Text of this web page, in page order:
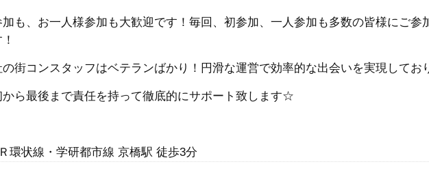
も、お一人様参加も大歓迎です！ 毎回、初参加、一人参加も多数の皆様にご参
街コンスタッフはベテランばかり！円滑な運営で効率的な出会いを実現してお
から最後まで責任を持って徹底的にサポート致します☆
環状線・学研都市線 京橋駅 徒歩3分